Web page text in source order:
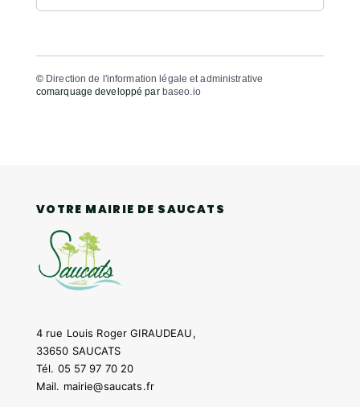
© Direction de l'information légale et administrative
comarquage developpé par baseo.io
VOTRE MAIRIE DE SAUCATS
4 rue Louis Roger GIRAUDEAU,
33650 SAUCATS
Tél. 05 57 97 70 20
Mail. mairie@saucats.fr